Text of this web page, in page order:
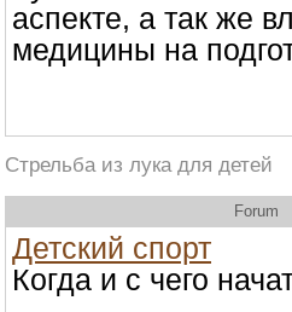
аспекте, а так же
медицины на
Стрельба из лука для детей
Forum
Детский спорт
Когда и с чего